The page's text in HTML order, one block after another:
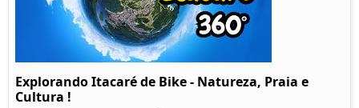
Explorando Itacaré de Bike - Natureza, Praia e
Cultura !